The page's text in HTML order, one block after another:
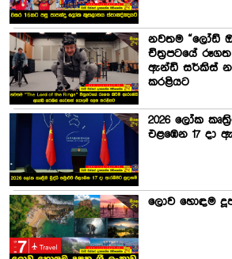
නවතම “ලෝඩ්
චිත්‍රපටයේ
ඇන්ඩි සර්කිස්
කරළියට
2026 ලෝක
එළඹෙන 17 දා
ලොව හොඳම